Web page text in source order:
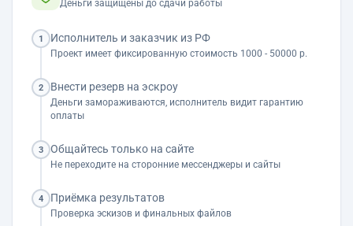
Деньги защищены до сдачи работы
1 Исполнитель и заказчик из РФ
Проект имеет фиксированную стоимость 1000 - 50000 р.
2 Внести резерв на эскроу
Деньги замораживаются, исполнитель видит гарантию
оплаты
3 Общайтесь только на сайте
Не переходите на сторонние мессенджеры и сайты
4 Приёмка результатов
Проверка эскизов и финальных файлов